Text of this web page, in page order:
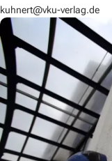
kuhnert@vku-verlag.de